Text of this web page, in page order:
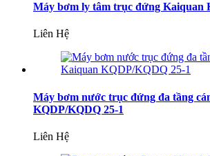
Máy bơm ly tâm trục đứng Kaiquan
Liên Hệ
Máy bơm nước trục đứng đa tầng
KQDP/KQDQ 25-1
Liên Hệ